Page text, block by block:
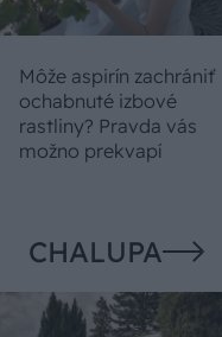
Môže aspirín zachrániť
ochabnuté izbové
rastliny? Pravda vás
možno prekvapí
CHALUPA